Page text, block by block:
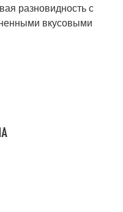
разновидность с
вкусовыми